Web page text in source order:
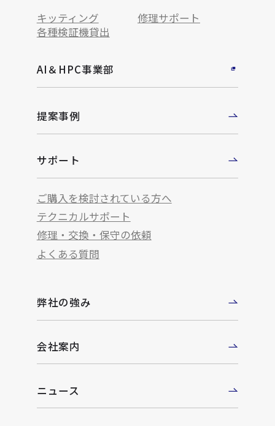
キッティング
修理サポート
各種検証機貸出
AI＆HPC事業部
提案事例
サポート
ご購入を検討されている方へ
テクニカルサポート
修理・交換・保守の依頼
よくある質問
弊社の強み
会社案内
ニュース